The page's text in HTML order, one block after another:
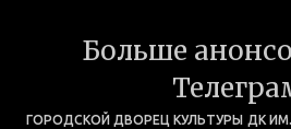
Больше
ГОРОДСКОЙ ДВОРЕЦ КУЛЬТУРЫ ДК